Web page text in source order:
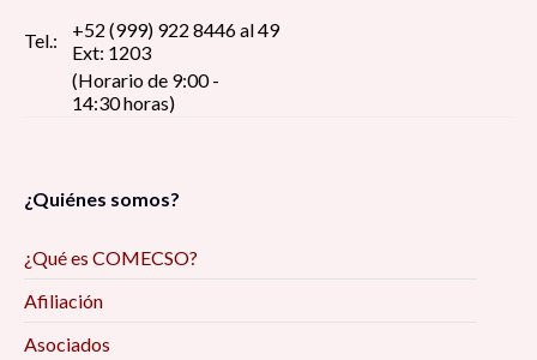
Tel.:
+52 (999) 922 8446 al 49
Ext: 1203
(Horario de 9:00 -
14:30 horas)
¿Quiénes somos?
¿Qué es COMECSO?
Afiliación
Asociados